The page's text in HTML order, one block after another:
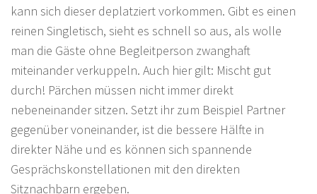
kann sich dieser deplatziert vorkommen. Gibt es einen
reinen Singletisch, sieht es schnell so aus, als wolle
man die Gäste ohne Begleitperson zwanghaft
miteinander verkuppeln. Auch hier gilt: Mischt gut
durch! Pärchen müssen nicht immer direkt
nebeneinander sitzen. Setzt ihr zum Beispiel Partner
gegenüber voneinander, ist die bessere Hälfte in
direkter Nähe und es können sich spannende
Gesprächskonstellationen mit den direkten
Sitznachbarn ergeben.